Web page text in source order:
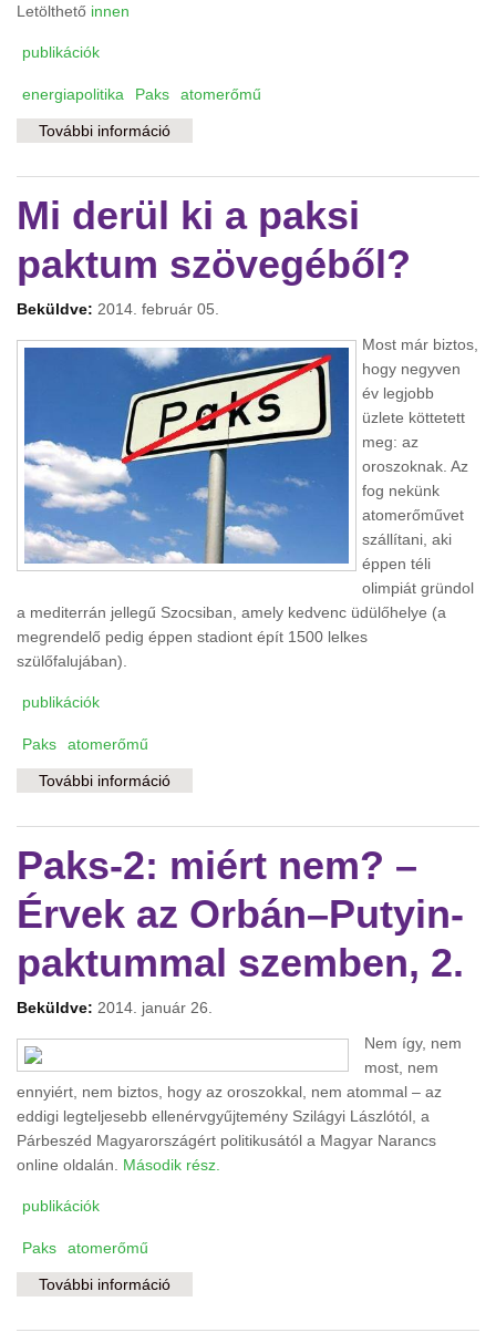
Letölthető innen
publikációk
energiapolitika Paks atomerőmű
További információ
kapcsolatosan
Mi derül ki a paksi
paktum szövegéből?
Beküldve: 2014. február 05.
Most már biztos,
hogy negyven
év legjobb
üzlete köttetett
meg: az
oroszoknak. Az
fog nekünk
atomerőművet
szállítani, aki
éppen téli
olimpiát gründol
a mediterrán jellegű Szocsiban, amely kedvenc üdülőhelye (a
megrendelő pedig éppen stadiont épít 1500 lelkes
szülőfalujában).
publikációk
Paks atomerőmű
További információ
Paks-2: miért nem? –
Érvek az Orbán–Putyin-
paktummal szemben, 2.
Beküldve: 2014. január 26.
Nem így, nem
most, nem
ennyiért, nem biztos, hogy az oroszokkal, nem atommal – az
eddigi legteljesebb ellenérvgyűjtemény Szilágyi Lászlótól, a
Párbeszéd Magyarországért politikusától a Magyar Narancs
online oldalán. Második rész.
publikációk
Paks atomerőmű
További információ
kapcsolatosan